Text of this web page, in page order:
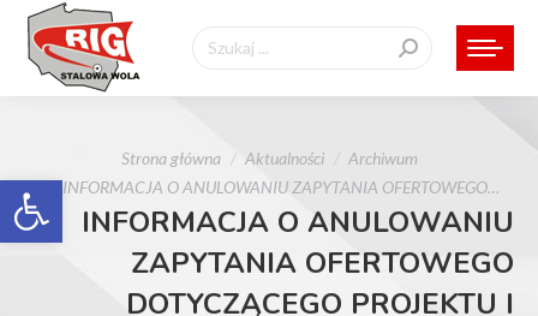
Otwórz pasek narzędzi
Szukaj:
Strona główna Aktualności
Archiwum
INFORMACJA O ANULOWANIU ZAPYTANIA OFERTOWEGO…
INFORMACJA O ANULOWANIU
ZAPYTANIA OFERTOWEGO
DOTYCZĄCEGO PROJEKTU I